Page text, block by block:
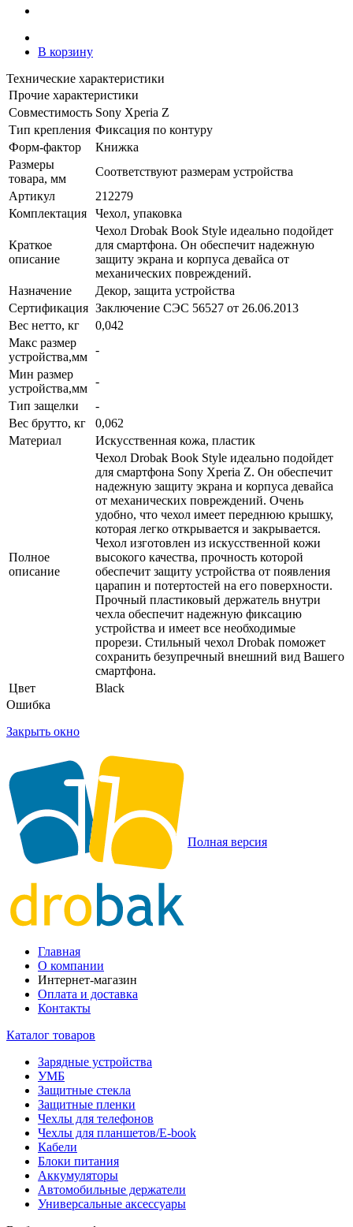
В корзину
Технические характеристики
Прочие характеристики
Совместимость Sony Xperia Z
Тип крепления Фиксация по контуру
Форм-фактор
Книжка
Размеры
товара, мм
Соответствуют размерам устройства
Артикул
212279
Комплектация
Чехол, упаковка
Краткое
описание
Чехол Drobak Book Style идеально подойдет
для смартфона. Он обеспечит надежную
защиту экрана и корпуса девайса от
механических повреждений.
Назначение
Декор, защита устройства
Сертификация Заключение СЭС 56527 от 26.06.2013
Вес нетто, кг
0,042
Макс размер
устройства,мм
-
Мин размер
устройства,мм
-
Тип защелки
-
Вес брутто, кг
0,062
Материал
Искусственная кожа, пластик
Полное
описание
Чехол Drobak Book Style идеально подойдет
для смартфона Sony Xperia Z. Он обеспечит
надежную защиту экрана и корпуса девайса
от механических повреждений. Очень
удобно, что чехол имеет переднюю крышку,
которая легко открывается и закрывается.
Чехол изготовлен из искусственной кожи
высокого качества, прочность которой
обеспечит защиту устройства от появления
царапин и потертостей на его поверхности.
Прочный пластиковый держатель внутри
чехла обеспечит надежную фиксацию
устройства и имеет все необходимые
прорези. Стильный чехол Drobak поможет
сохранить безупречный внешний вид Вашего
смартфона.
Цвет
Black
Ошибка
Закрыть окно
Полная версия
Главная
О компании
Интернет-магазин
Оплата и доставка
Контакты
Каталог товаров
Зарядные устройства
УМБ
Защитные стекла
Защитные пленки
Чехлы для телефонов
Чехлы для планшетов/E-book
Кабели
Блоки питания
Аккумуляторы
Автомобильные держатели
Универсальные аксессуары